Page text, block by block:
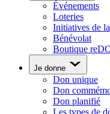
Événements
Loteries
Initiatives de
Bénévolat
Boutique
Je donne
Don unique
Don
Don planifié
Les types de